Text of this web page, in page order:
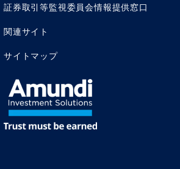
れていますが、どうすればそこに辿り
して不透明なままです。
選択の重要性
政策対応と民間の活動に加えて、投資
策支援は環境的および社会的に適切な
証券取引等監視委員会情報提供窓口
関連サイト
サイトマップ